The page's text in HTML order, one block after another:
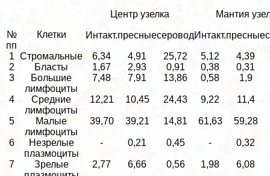
№
пп
Клетки
Центр узелка Мантия
Интакт.пресныесероводИнтакт.пресные
1 Стромальные 6,34 4,91 25,72 5,12
4,39
2
Бласты 1,67 2,93 0,91 0,38
0,31
3
Большие
лимфоциты
7,48 7,91 13,86 0,58 1,9
4
Средние
лимфоциты
12,21 10,45 24,43 9,22 11,4
5
Малые
лимфоциты
39,70 39,21 14,81 61,63 59,28
6
Незрелые
плазмоциты
- 0,21 0,45 - 0,32
7
Зрелые
2,77 6,66 0,56 1,98 6,08